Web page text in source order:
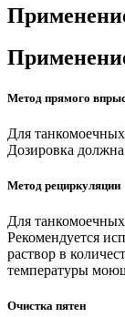
Метод прямого
Для
Дозировка
Метод рециркуляции
Для
Рекомендуется
раствор в
температуры
Очистка пятен